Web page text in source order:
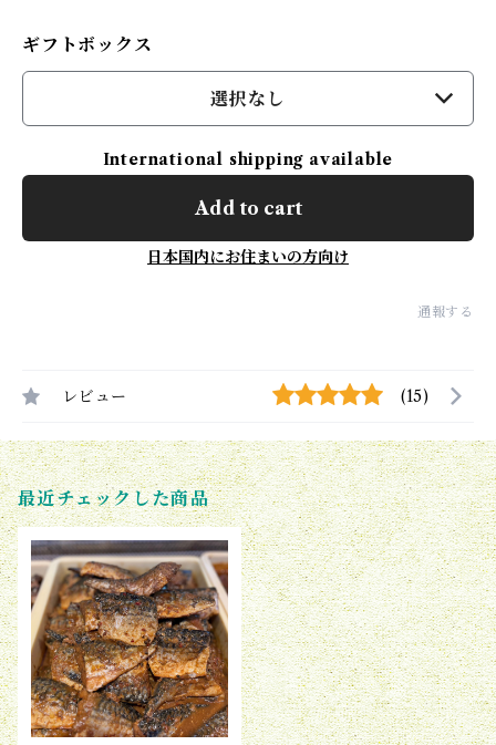
ギフトボックス
選択なし
International shipping available
Add to cart
日本国内にお住まいの方向け
通報する
レビュー (15)
最近チェックした商品